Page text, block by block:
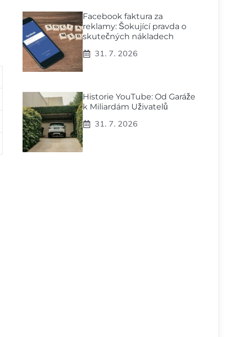
Facebook faktura za
reklamy: Šokující pravda o
skutečných nákladech
31. 7. 2026
Historie YouTube: Od Garáže
k Miliardám Uživatelů
31. 7. 2026